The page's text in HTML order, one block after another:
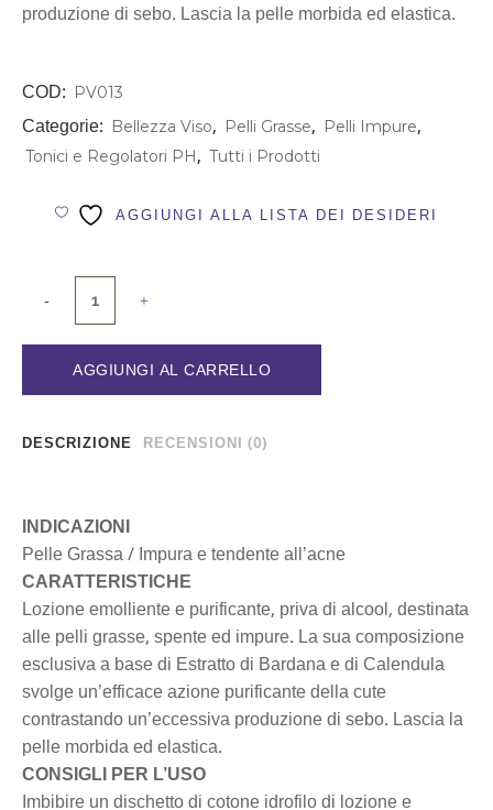
produzione di sebo. Lascia la pelle morbida ed elastica.
COD: PV013
Categorie: Bellezza Viso, Pelli Grasse, Pelli Impure,
Tonici e Regolatori PH, Tutti i Prodotti
AGGIUNGI ALLA LISTA DEI DESIDERI
AGGIUNGI AL CARRELLO
DESCRIZIONE RECENSIONI (0)
INDICAZIONI
Pelle Grassa / Impura e tendente all’acne
CARATTERISTICHE
Lozione emolliente e purificante, priva di alcool, destinata
alle pelli grasse, spente ed impure. La sua composizione
esclusiva a base di Estratto di Bardana e di Calendula
svolge un’efficace azione purificante della cute
contrastando un’eccessiva produzione di sebo. Lascia la
pelle morbida ed elastica.
CONSIGLI PER L’USO
Imbibire un dischetto di cotone idrofilo di lozione e